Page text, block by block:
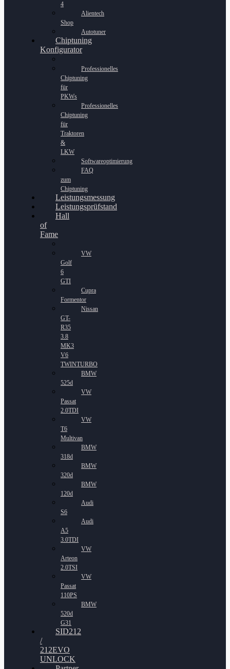
4
Alientech
Shop
Autotuner
Chiptuning
Konfigurator
Professionelles
Chiptuning
für
PKWs
Professionelles
Chiptuning
für
Traktoren
&
LKW
Softwareoptimierung
FAQ
zum
Chiptuning
Leistungsmessung
Leistungsprüfstand
Hall
of
Fame
VW
Golf
6
GTI
Cupra
Formentor
Nissan
GT-
R35
3.8
MK3
V6
TWINTURBO
BMW
525d
VW
Passat
2.0TDI
VW
T6
Multivan
BMW
318d
BMW
320d
BMW
120d
Audi
S6
Audi
A5
3.0TDI
VW
Arteon
2.0TSI
VW
Passat
110PS
BMW
520d
G31
SID212
/
212EVO
UNLOCK